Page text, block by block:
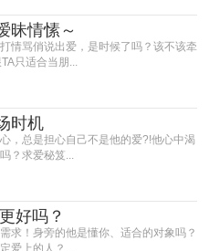
昧情愫～
情骂俏说出爱，是时候了吗？该不该牵
只适合当朋...
时机
，总是担心自己不是他的爱?!他心中渴
？求爱秘笈...
好吗？
求！身旁的他是懂你、适合的对象吗？
爱上的人？...